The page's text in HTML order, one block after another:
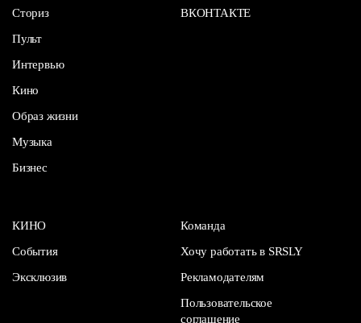
Сториз
Пульт
Интервью
Кино
Образ жизни
Музыка
Бизнес
ВКОНТАКТЕ
КИНО
События
Эксклюзив
Команда
Хочу работать в SRSLY
Рекламодателям
Пользовательское
соглашение